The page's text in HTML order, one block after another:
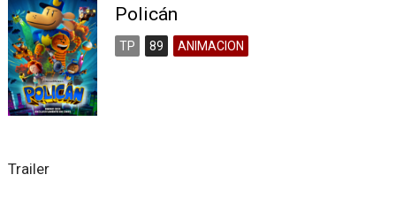
Policán
TP 89 ANIMACION
Trailer